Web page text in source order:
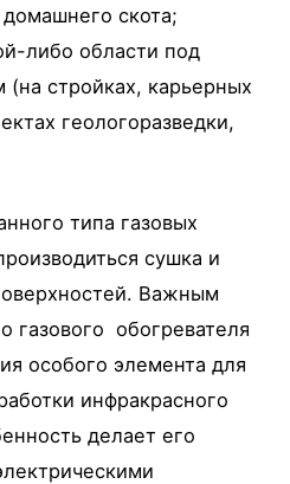
скота;
либо области под
стройках, карьерных
геологоразведки,
типа газовых
сушка и
Важным
газового обогревателя
особого элемента для
инфракрасного
делает его